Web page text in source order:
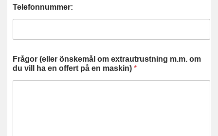
Telefonnummer:
Frågor (eller önskemål om extrautrustning m.m. om
du vill ha en offert på en maskin) *